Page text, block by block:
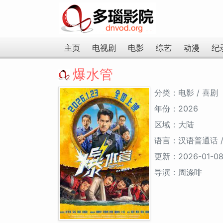
主页 电视剧 电影 综艺 动漫 纪
爆水管
分类：电影 / 喜剧
年份：2026
区域：大陆
语言：汉语普通话
更新：2026-01-08
导演：周涤啡